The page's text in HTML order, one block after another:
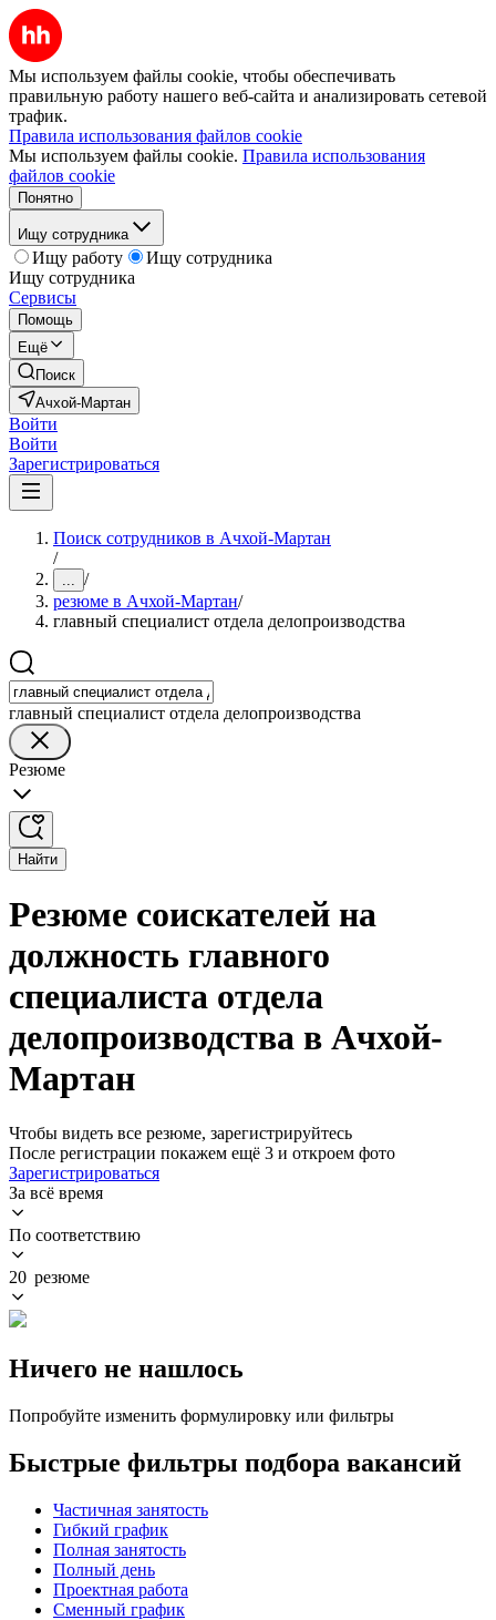
Мы используем файлы cookie, чтобы обеспечивать
правильную работу нашего веб-сайта и анализировать сетевой
трафик.
Правила использования файлов cookie
Мы используем файлы cookie. Правила использования
файлов cookie
Понятно
Ищу сотрудника
Ищу работу
Ищу сотрудника
Ищу сотрудника
Сервисы
Помощь
Ещё
Поиск
Ачхой-Мартан
Войти
Войти
Зарегистрироваться
Поиск сотрудников в Ачхой-Мартан
/
... /
резюме в Ачхой-Мартан/
главный специалист отдела делопроизводства
главный специалист отдела делопроизводства
Резюме
Найти
Резюме соискателей на
должность главного
специалиста отдела
делопроизводства в Ачхой-
Мартан
Чтобы видеть все резюме, зарегистрируйтесь
После регистрации покажем ещё 3 и откроем фото
Зарегистрироваться
За всё время
По соответствию
20 резюме
Ничего не нашлось
Попробуйте изменить формулировку или фильтры
Быстрые фильтры подбора вакансий
Частичная занятость
Гибкий график
Полная занятость
Полный день
Проектная работа
Сменный график